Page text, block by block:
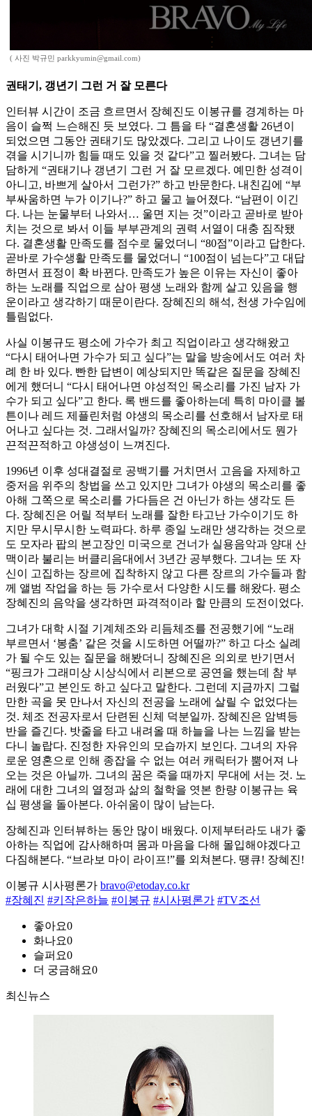
( 사진 박규민 parkkyumin@gmail.com)
권태기, 갱년기 그런 거 잘 모른다
인터뷰 시간이 조금 흐르면서 장혜진도 이봉규를 경계하는 마
음이 슬쩍 느슨해진 듯 보였다. 그 틈을 타 “결혼생활 26년이
되었으면 그동안 권태기도 많았겠다. 그리고 나이도 갱년기를
겪을 시기니까 힘들 때도 있을 것 같다”고 찔러봤다. 그녀는 담
담하게 “권태기나 갱년기 그런 거 잘 모르겠다. 예민한 성격이
아니고, 바쁘게 살아서 그런가?” 하고 반문한다. 내친김에 “부
부싸움하면 누가 이기나?” 하고 물고 늘어졌다. “남편이 이긴
다. 나는 눈물부터 나와서… 울면 지는 것”이라고 곧바로 받아
치는 것으로 봐서 이들 부부관계의 권력 서열이 대충 짐작됐
다. 결혼생활 만족도를 점수로 물었더니 “80점”이라고 답한다.
곧바로 가수생활 만족도를 물었더니 “100점이 넘는다”고 대답
하면서 표정이 확 바뀐다. 만족도가 높은 이유는 자신이 좋아
하는 노래를 직업으로 삼아 평생 노래와 함께 살고 있음을 행
운이라고 생각하기 때문이란다. 장혜진의 해석, 천생 가수임에
틀림없다.
사실 이봉규도 평소에 가수가 최고 직업이라고 생각해왔고
“다시 태어나면 가수가 되고 싶다”는 말을 방송에서도 여러 차
례 한 바 있다. 빤한 답변이 예상되지만 똑같은 질문을 장혜진
에게 했더니 “다시 태어나면 야성적인 목소리를 가진 남자 가
수가 되고 싶다”고 한다. 록 밴드를 좋아하는데 특히 마이클 볼
튼이나 레드 제플린처럼 야생의 목소리를 선호해서 남자로 태
어나고 싶다는 것. 그래서일까? 장혜진의 목소리에서도 뭔가
끈적끈적하고 야생성이 느껴진다.
1996년 이후 성대결절로 공백기를 거치면서 고음을 자제하고
중저음 위주의 창법을 쓰고 있지만 그녀가 야생의 목소리를 좋
아해 그쪽으로 목소리를 가다듬은 건 아닌가 하는 생각도 든
다. 장혜진은 어릴 적부터 노래를 잘한 타고난 가수이기도 하
지만 무시무시한 노력파다. 하루 종일 노래만 생각하는 것으로
도 모자라 팝의 본고장인 미국으로 건너가 실용음악과 양대 산
맥이라 불리는 버클리음대에서 3년간 공부했다. 그녀는 또 자
신이 고집하는 장르에 집착하지 않고 다른 장르의 가수들과 함
께 앨범 작업을 하는 등 가수로서 다양한 시도를 해왔다. 평소
장혜진의 음악을 생각하면 파격적이라 할 만큼의 도전이었다.
그녀가 대학 시절 기계체조와 리듬체조를 전공했기에 “노래
부르면서 ‘봉춤’ 같은 것을 시도하면 어떨까?” 하고 다소 실례
가 될 수도 있는 질문을 해봤더니 장혜진은 의외로 반기면서
“핑크가 그래미상 시상식에서 리본으로 공연을 했는데 참 부
러웠다”고 본인도 하고 싶다고 말한다. 그런데 지금까지 그럴
만한 곡을 못 만나서 자신의 전공을 노래에 살릴 수 없었다는
것. 체조 전공자로서 단련된 신체 덕분일까. 장혜진은 암벽등
반을 즐긴다. 밧줄을 타고 내려올 때 하늘을 나는 느낌을 받는
다니 놀랍다. 진정한 자유인의 모습까지 보인다. 그녀의 자유
로운 영혼으로 인해 종잡을 수 없는 여러 캐릭터가 뿜어져 나
오는 것은 아닐까. 그녀의 꿈은 죽을 때까지 무대에 서는 것. 노
래에 대한 그녀의 열정과 삶의 철학을 엿본 한량 이봉규는 육
십 평생을 돌아본다. 아쉬움이 많이 남는다.
장혜진과 인터뷰하는 동안 많이 배웠다. 이제부터라도 내가 좋
아하는 직업에 감사해하며 몸과 마음을 다해 몰입해야겠다고
다짐해본다. “브라보 마이 라이프!”를 외쳐본다. 땡큐! 장혜진!
이봉규 시사평론가 bravo@etoday.co.kr
#장혜진 #키작은하늘 #이봉규 #시사평론가 #TV조선
좋아요0
화나요0
슬퍼요0
더 궁금해요0
최신뉴스